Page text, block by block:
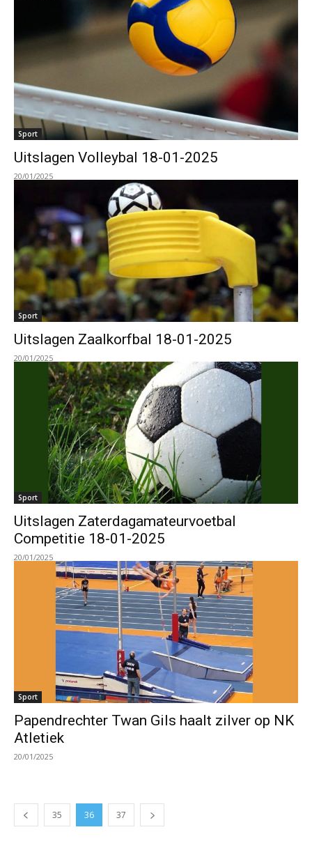
Sport
Uitslagen Volleybal 18-01-2025
20/01/2025
Sport
Uitslagen Zaalkorfbal 18-01-2025
20/01/2025
Sport
Uitslagen Zaterdagamateurvoetbal
Competitie 18-01-2025
20/01/2025
Sport
Papendrechter Twan Gils haalt zilver op NK
Atletiek
20/01/2025
35 36 37